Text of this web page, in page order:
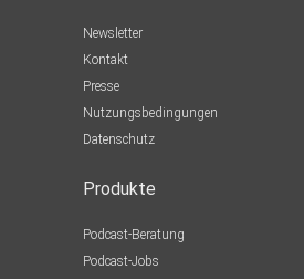
Newsletter
Kontakt
Presse
Nutzungsbedingungen
Datenschutz
Produkte
Podcast-Beratung
Podcast-Jobs